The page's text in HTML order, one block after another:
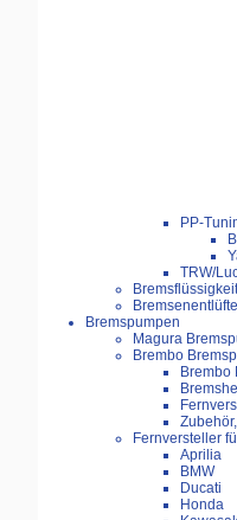
PP-
TRW/
Bremspumpen
Magura
Brembo
Brembo
Fernversteller
Aprilia
BMW
Ducati
Honda